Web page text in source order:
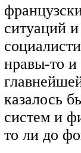
ситуаций
нравы-то и
казалось
систем и
то ли до